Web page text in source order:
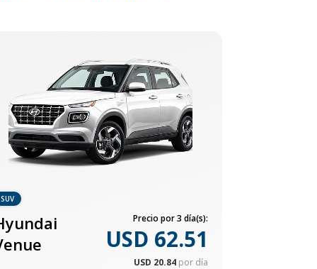
SUV
Precio por 3 día(s):
USD 62.51
USD 20.84 por día